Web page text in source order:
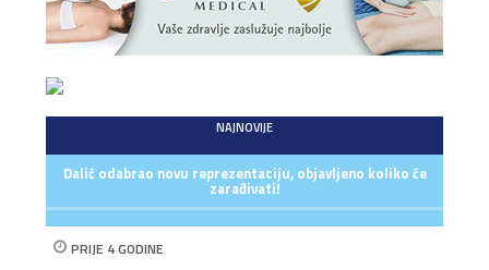
NAJNOVIJE
Dalić odabrao novu reprezentaciju, objavljeno koliko će
zarađivati!
PRIJE 4 GODINE